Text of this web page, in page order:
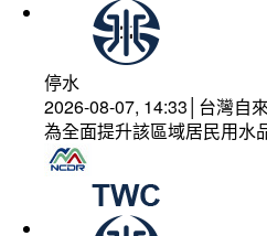
停水
2026-08-07, 14:33│台灣自
為全面提升該區域居民用水